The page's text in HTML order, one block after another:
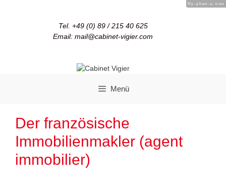
Tel. +49 (0) 89 / 215 40 625
Email: mail@cabinet-vigier.com
Menü
Der französische
Immobilienmakler (agent
immobilier)
Hy-phen-a-tion